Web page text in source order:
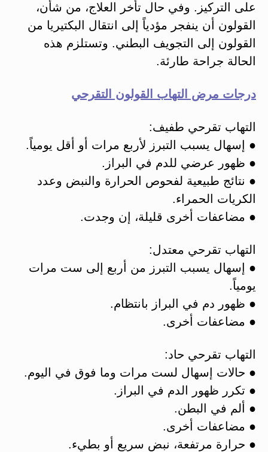
على التركيز. وفي حال تأخر العلاج، من شأن،
القولون أن ينفجر مؤدياً إلى انتقال البكتيريا من
القولون إلى التجويف البطني. وتستلزم هذه
الحالة جراحة طارئة.
درجات مرض التهاب القولون التقرحي
التهاب تقرحي طفيف:
● إسهال يسبب التبرز لأربع مرات أو أقل يومياً.
● ظهور عرضي للدم في البراز.
● نتائج طبيعية لفحوص الحرارة والنبض وعدد
الكريات الحمراء.
● مضاعفات أخرى قليلة، إن وجدت.
التهاب تقرحي معتدل:
● إسهال يسبب التبرز من أربع إلى ست مرات
يومياً.
● ظهور دم في البراز بانتظام.
● مضاعفات أخرى.
التهاب تقرحي حاد:
● حالات إسهال لست مرات وما فوق في اليوم.
● تكرر ظهور الدم في البراز.
● ألم في البطن.
● مضاعفات أخرى.
● حرارة مرتفعة، نبض سريع أو بطيء.